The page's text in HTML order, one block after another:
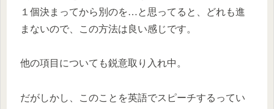
１個決まってから別のを…と思ってると、どれも進
まないので、この方法は良い感じです。
他の項目についても鋭意取り入れ中。
だがしかし、このことを英語でスピーチするってい